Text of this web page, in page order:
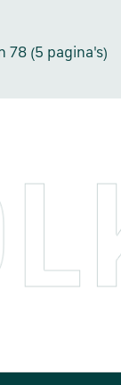
78 (5 pagina's)